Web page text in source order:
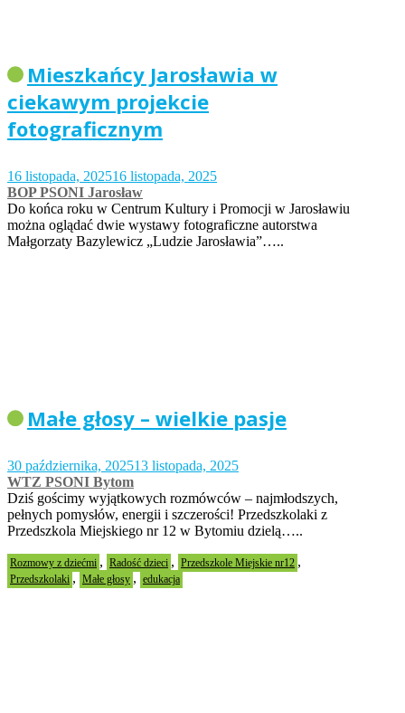
Mieszkańcy Jarosławia w
ciekawym projekcie
fotograficznym
16 listopada, 202516 listopada, 2025
BOP PSONI Jarosław
Do końca roku w Centrum Kultury i Promocji w Jarosławiu
można oglądać dwie wystawy fotograficzne autorstwa
Małgorzaty Bazylewicz „Ludzie Jarosławia”…..
Małe głosy – wielkie pasje
30 października, 202513 listopada, 2025
WTZ PSONI Bytom
Dziś gościmy wyjątkowych rozmówców – najmłodszych,
pełnych pomysłów, energii i szczerości! Przedszkolaki z
Przedszkola Miejskiego nr 12 w Bytomiu dzielą…..
Rozmowy z dziećmi , Radość dzieci , Przedszkole Miejskie nr12 ,
Przedszkolaki , Małe głosy , edukacja